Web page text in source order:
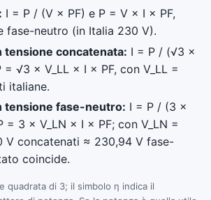
I = P / (V × PF) e P = V × I × PF,
fase-neutro (in Italia 230 V).
tensione concatenata: I = P / (√3 ×
= √3 × V_LL × I × PF, con V_LL =
italiane.
tensione fase-neutro: I = P / (3 ×
= 3 × V_LN × I × PF; con V_LN =
V concatenati ≈ 230,94 V fase-
coincide.
quadrata di 3; il simbolo η indica il